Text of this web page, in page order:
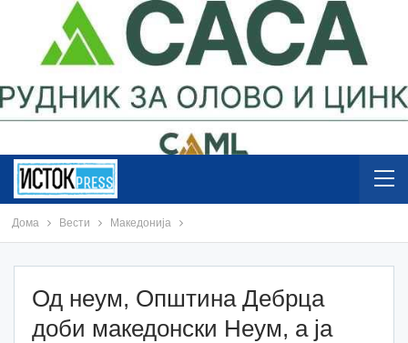
Дома Вести Македонија
Од неум, Општина Дебрца
доби македонски Неум, а ја